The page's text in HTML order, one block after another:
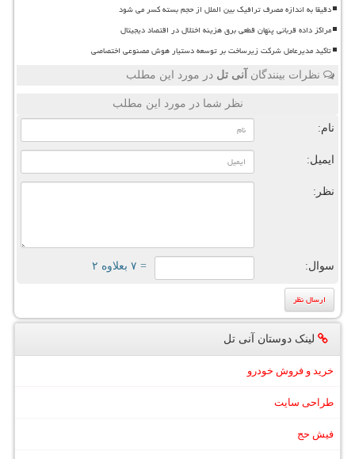
دقیقا به اندازه مصرف ترافیک بین الملل از حجم بسته کسر می شود
مراکز داده قربانی پنهان قطعی برق هزینه اختلال در اقتصاد دیجیتال
تاکید مدیرعامل شرکت زیرساخت بر توسعه دستیار هوش مصنوعی اختصاصی
نظرات بینندگان آنی تل در مورد این مطلب
نظر شما در مورد این مطلب
نام:
ایمیل:
نظر:
سوال: = ۷ بعلاوه ۲
لینک دوستان آنی تل
خرید و فروش خودرو
طراحی سایت
فیش حج